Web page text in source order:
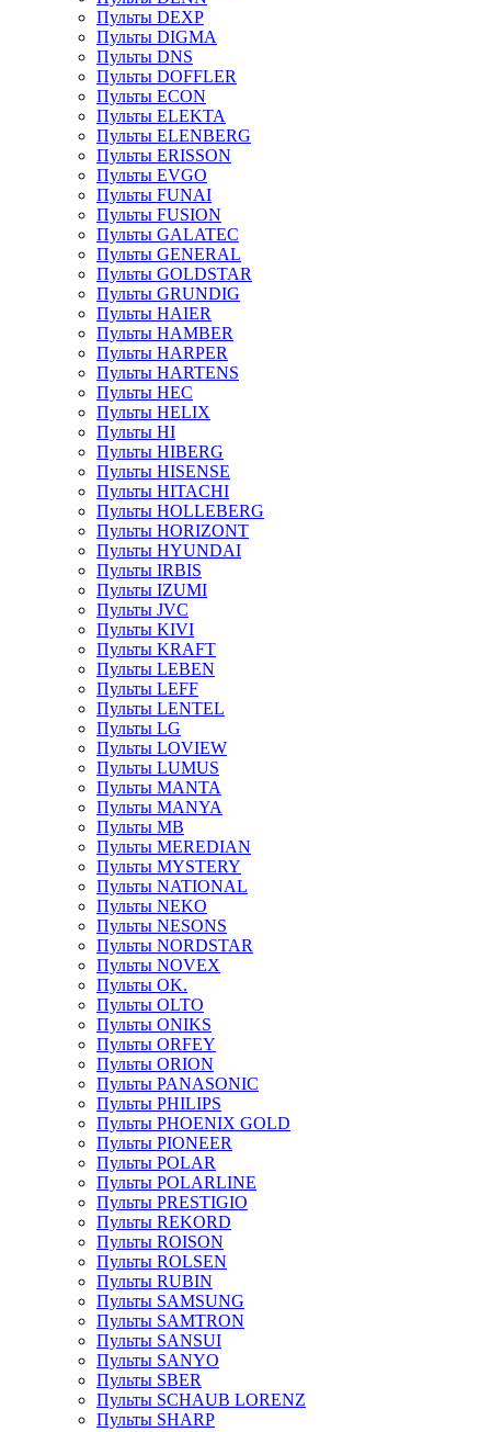
Пульты DEXP
Пульты DIGMA
Пульты DNS
Пульты DOFFLER
Пульты ECON
Пульты ELEKTA
Пульты ELENBERG
Пульты ERISSON
Пульты EVGO
Пульты FUNAI
Пульты FUSION
Пульты GALATEC
Пульты GENERAL
Пульты GOLDSTAR
Пульты GRUNDIG
Пульты HAIER
Пульты HAMBER
Пульты HARPER
Пульты HARTENS
Пульты HEC
Пульты HELIX
Пульты HI
Пульты HIBERG
Пульты HISENSE
Пульты HITACHI
Пульты HOLLEBERG
Пульты HORIZONT
Пульты HYUNDAI
Пульты IRBIS
Пульты IZUMI
Пульты JVC
Пульты KIVI
Пульты KRAFT
Пульты LEBEN
Пульты LEFF
Пульты LENTEL
Пульты LG
Пульты LOVIEW
Пульты LUMUS
Пульты MANTA
Пульты MANYA
Пульты MB
Пульты MEREDIAN
Пульты MYSTERY
Пульты NATIONAL
Пульты NEKO
Пульты NESONS
Пульты NORDSTAR
Пульты NOVEX
Пульты OK.
Пульты OLTO
Пульты ONIKS
Пульты ORFEY
Пульты ORION
Пульты PANASONIC
Пульты PHILIPS
Пульты PHOENIX GOLD
Пульты PIONEER
Пульты POLAR
Пульты POLARLINE
Пульты PRESTIGIO
Пульты REKORD
Пульты ROISON
Пульты ROLSEN
Пульты RUBIN
Пульты SAMSUNG
Пульты SAMTRON
Пульты SANSUI
Пульты SANYO
Пульты SBER
Пульты SCHAUB LORENZ
Пульты SHARP